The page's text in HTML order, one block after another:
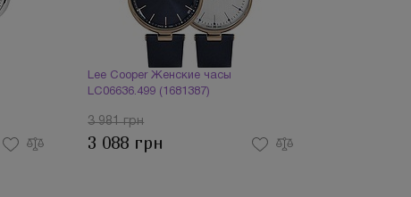
Lee Cooper Женские часы
LC06636.499 (1681387)
3 981 грн
3 088 грн